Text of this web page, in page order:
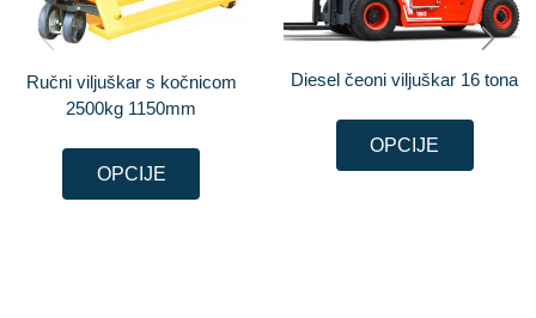
Ručni viljuškar s kočnicom
2500kg 1150mm
OPCIJE
Diesel čeoni viljuškar 16 tona
OPCIJE